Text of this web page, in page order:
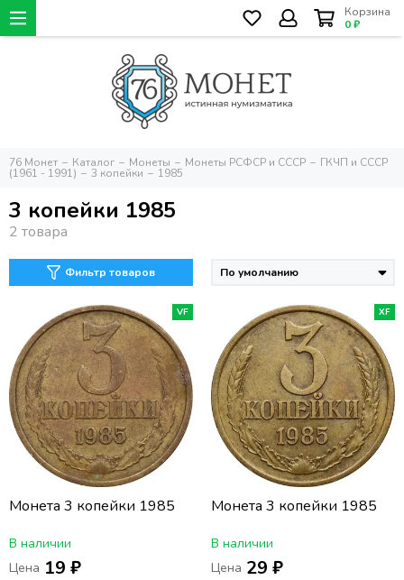
Корзина
0 ₽
76 Монет Каталог Монеты Монеты РСФСР и СССР ГКЧП и СССР
(1961 - 1991) 3 копейки 1985
3 копейки 1985
Фильтр товаров
VF
Монета 3 копейки 1985
В наличии
Цена 19 ₽
XF
Монета 3 копейки 1985
В наличии
Цена 29 ₽